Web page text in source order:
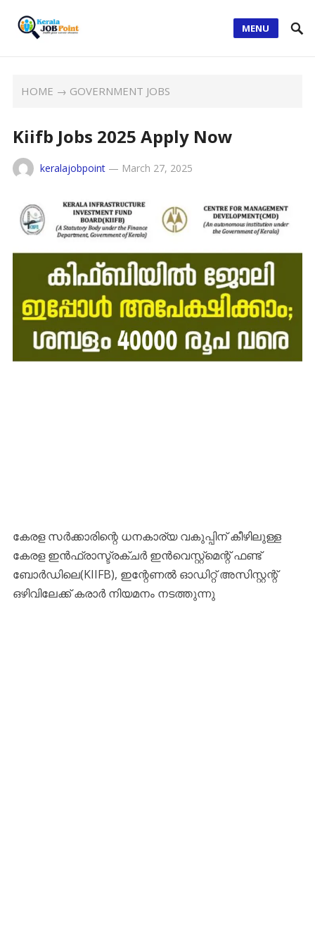
MENU
HOME → GOVERNMENT JOBS
Kiifb Jobs 2025 Apply Now
keralajobpoint— March 27, 2025
കേരള സർക്കാരിന്റെ ധനകാര്യ വകുപ്പിന് കീഴിലുള്ള
കേരള ഇൻഫ്രാസ്ട്രക്ചർ ഇൻവെസ്റ്റ്മെന്റ് ഫണ്ട്
ബോർഡിലെ(KIIFB), ഇന്റേണൽ ഓഡിറ്റ് അസിസ്റ്റന്റ്
ഒഴിവിലേക്ക് കരാർ നിയമനം നടത്തുന്നു